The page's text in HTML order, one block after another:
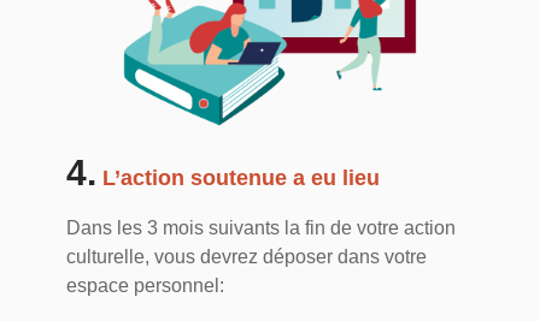
4. L’action soutenue a eu lieu
Dans les 3 mois suivants la fin de votre action
culturelle, vous devrez déposer dans votre
espace personnel: